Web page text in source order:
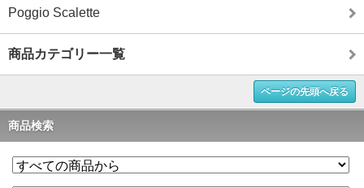
Poggio Scalette
商品カテゴリー一覧
ページの先頭へ戻る
商品検索